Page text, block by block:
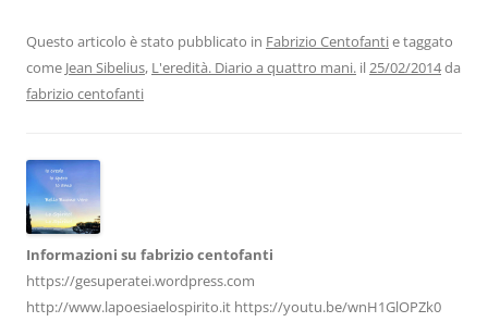
b
o
k
dI
n
A
p
a
m
vi
di
Questo articolo è stato pubblicato in Fabrizio Centofantie taggato
come Jean Sibelius, L'eredità. Diario a quattro mani. il25/02/2014da
fabrizio centofanti
Informazioni su fabrizio centofanti
https://gesuperatei.wordpress.com
http://www.lapoesiaelospirito.it https://youtu.be/wnH1GlOPZk0